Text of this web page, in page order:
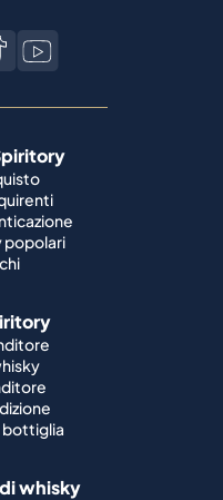
popolari
bottiglia
whisky